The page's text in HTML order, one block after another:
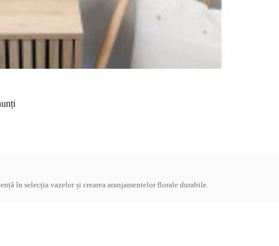
în selecția vazelor și crearea aranjamentelor florale durabile.